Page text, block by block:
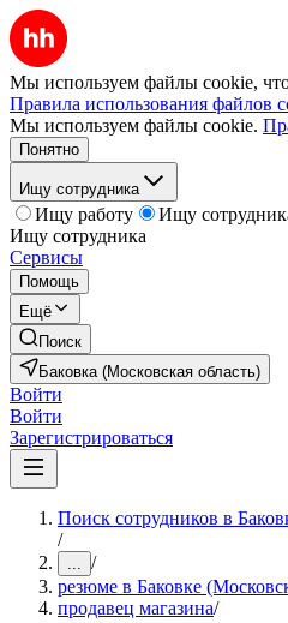
Мы используем файлы cookie,
Правила использования файлов
Мы используем файлы cookie.
Понятно
Ищу сотрудника
Ищу работу
Ищу
Ищу сотрудника
Сервисы
Помощь
Ещё
Поиск
Баковка (Московская область)
Войти
Войти
Зарегистрироваться
Поиск сотрудников в
/
... /
резюме в Баковке
продавец магазина/